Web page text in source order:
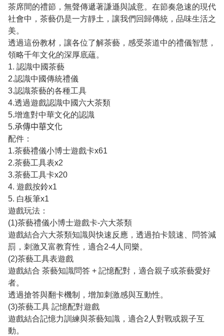
茶席間的禮節，無聲傳遞著謙遜與誠意。在節奏急速的現代
社會中，茶藝仍是一方靜土，讓我們回歸傳統，品味生活之
美。
透過這份教材，讓各位了解茶藝，感受茶道中的禮儀智慧，
領略千年文化的深厚底蘊。
1. 認識中國茶藝
2.認識中國傳統禮儀
3.認識茶藝的各種工具
4.透過遊戲認識中國六大茶類
5.增進對中華文化的認識
5.𠄘傳中華文化
配件：
1.茶藝禮儀小博士遊戲卡x61
2.茶藝工具表x2
3.茶藝工具卡x20
4. 遊戲按鈴x1
5. 白板筆x1
遊戲玩法：
(1)茶藝禮儀小博士遊戲卡-六大茶類
遊戲結合六大茶類知識與快速反應，透過拍卡競速、問答減
罰，刺激又富教育性，適合2-4人同樂。
(2)茶藝工具表遊戲
遊戲結合 茶藝知識問答 + 記憶配對，適合親子或茶藝愛好
者。
透過搶答與翻卡機制，增加刺激感與互動性。
(3)茶藝工具 記憶配對遊戲
遊戲結合記憶力訓練與茶藝知識，適合2人對戰或親子互
動。